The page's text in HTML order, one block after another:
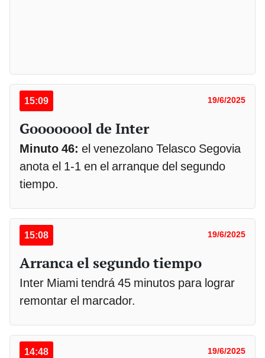
15:09 19/6/2025
Goooooool de Inter
Minuto 46: el venezolano Telasco Segovia
anota el 1-1 en el arranque del segundo
tiempo.
15:08 19/6/2025
Arranca el segundo tiempo
Inter Miami tendrá 45 minutos para lograr
remontar el marcador.
14:48 19/6/2025